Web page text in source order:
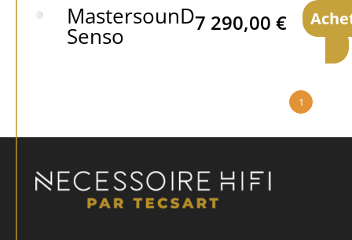
MastersounD
Senso 7 290,00 €
1